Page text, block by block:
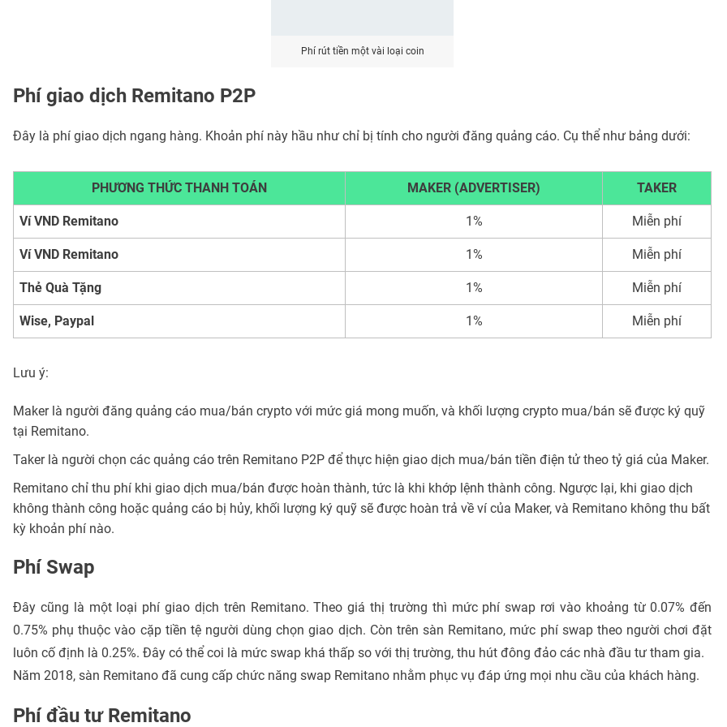
Phí rút tiền một vài loại coin
Phí giao dịch Remitano P2P
Đây là phí giao dịch ngang hàng. Khoản phí này hầu như chỉ bị tính cho người đăng quảng cáo. Cụ thể như bảng dưới:
PHƯƠNG THỨC THANH TOÁN MAKER (ADVERTISER) TAKER
Ví VND Remitano 1% Miễn phí
Ví VND Remitano 1% Miễn phí
Thẻ Quà Tặng 1% Miễn phí
Wise, Paypal 1% Miễn phí
Lưu ý:
Maker là người đăng quảng cáo mua/bán crypto với mức giá mong muốn, và khối lượng crypto mua/bán sẽ được ký quỹ
tại Remitano.
Taker là người chọn các quảng cáo trên Remitano P2P để thực hiện giao dịch mua/bán tiền điện tử theo tỷ giá của Maker.
Remitano chỉ thu phí khi giao dịch mua/bán được hoàn thành, tức là khi khớp lệnh thành công. Ngược lại, khi giao dịch
không thành công hoặc quảng cáo bị hủy, khối lượng ký quỹ sẽ được hoàn trả về ví của Maker, và Remitano không thu bất
kỳ khoản phí nào.
Phí Swap
Đây cũng là một loại phí giao dịch trên Remitano. Theo giá thị trường thì mức phí swap rơi vào khoảng từ 0.07% đến
0.75% phụ thuộc vào cặp tiền tệ người dùng chọn giao dịch. Còn trên sàn Remitano, mức phí swap theo người chơi đặt
luôn cố định là 0.25%. Đây có thể coi là mức swap khá thấp so với thị trường, thu hút đông đảo các nhà đầu tư tham gia.
Năm 2018, sàn Remitano đã cung cấp chức năng swap Remitano nhằm phục vụ đáp ứng mọi nhu cầu của khách hàng.
Phí đầu tư Remitano